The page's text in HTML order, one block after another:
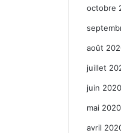
octobre
août
juillet
juin 2020
mai 2020
avril